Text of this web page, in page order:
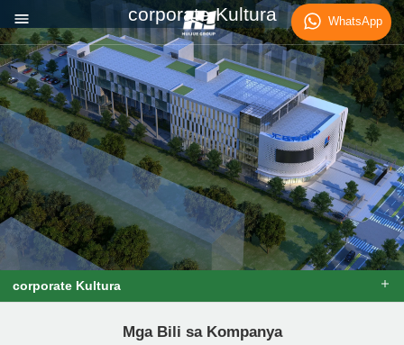
WhatsApp
corporate Kultura
corporate Kultura
Mga Bili sa Kompanya